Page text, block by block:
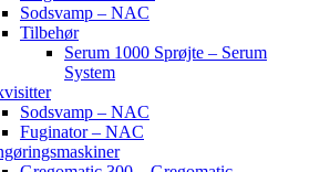
Sodsvamp – NAC
Tilbehør
Serum 1000 Sprøjte – Serum
System
Sodsvamp – NAC
Fuginator – NAC